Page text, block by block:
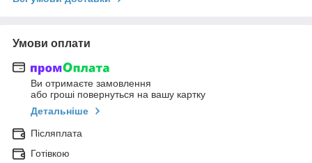
Умови оплати
Ви отримаєте замовлення
або гроші повернуться на вашу картку
Детальніше
Післяплата
Готівкою